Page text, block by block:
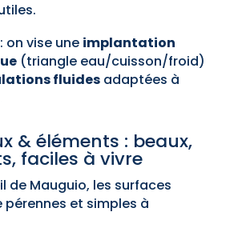
on vise une implantation
(triangle eau/cuisson/froid)
fluidesadaptées à
& éléments : beaux,
faciles à vivre
de Mauguio, les surfaces
et simples à